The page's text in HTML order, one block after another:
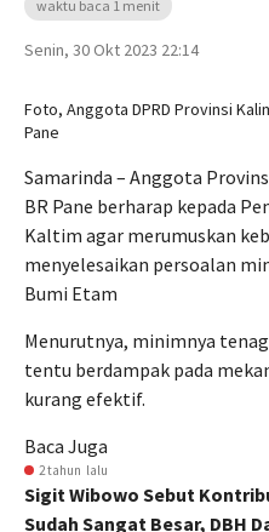
waktu baca 1 menit
Senin, 30 Okt 2023 22:14
Foto, Anggota DPRD Provinsi
Pane
Samarinda – Anggota
BR Pane berharap kepada
Kaltim agar merumuskan
menyelesaikan persoalan
Bumi Etam
Menurutnya, minimnya
tentu berdampak pada
kurang efektif.
Baca Juga
2 tahun lalu
Sigit Wibowo Sebut
Sudah Sangat Besar, DBH